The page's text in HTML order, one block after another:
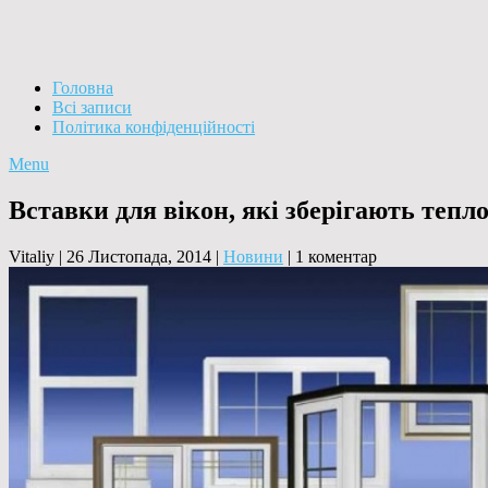
Головна
Всі записи
Політика конфіденційності
Menu
Вставки для вікон, які зберігають тепло
Vitaliy | 26 Листопада, 2014 | Новини | 1 коментар